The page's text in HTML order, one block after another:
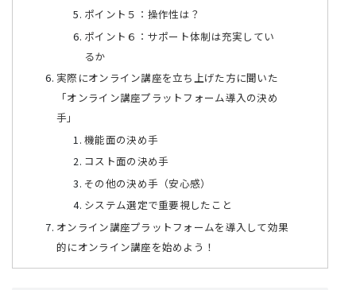
ポイント５：操作性は？
ポイント６：サポート体制は充実してい
るか
実際にオンライン講座を立ち上げた方に聞いた
「オンライン講座プラットフォーム導入の決め
手」
機能面の決め手
コスト面の決め手
その他の決め手（安心感）
システム選定で重要視したこと
オンライン講座プラットフォームを導入して効果
的にオンライン講座を始めよう！